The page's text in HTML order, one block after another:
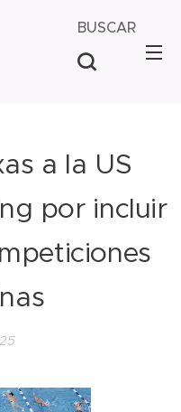
BUSCAR
a la US
por incluir